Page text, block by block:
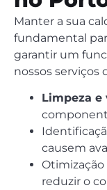
Manter a sua
fundamental
garantir um
nossos serviços
Limpeza e
causem
Otimização
reduzir o